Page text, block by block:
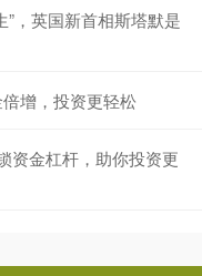
，英国新首相斯塔默是
增，投资更轻松
资金杠杆，助你投资更